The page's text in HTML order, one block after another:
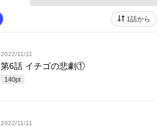
1話から
2022/11/11
第6話 イチゴの悲劇①
140pt
2022/11/11